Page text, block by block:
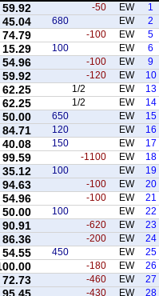
1
EW
-50
59.92
2
EW
680
45.04
5
EW
-100
74.79
6
EW
100
15.29
9
EW
-100
54.96
10
EW
-120
59.92
13
EW
1/2
62.25
14
EW
1/2
62.25
15
EW
650
50.00
16
EW
120
84.71
17
EW
150
40.08
18
EW
-1100
99.59
19
EW
100
35.12
20
EW
-100
94.63
21
EW
-100
54.96
22
EW
100
50.00
23
EW
-620
90.91
24
EW
-200
86.36
25
EW
450
54.55
26
EW
-180
27
EW
-460
72.73
28
EW
-430
95.45